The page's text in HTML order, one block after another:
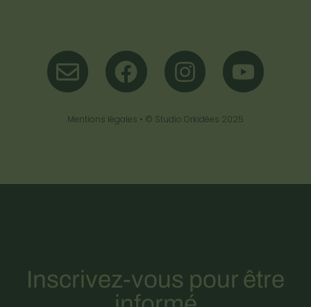
Mentions légales • © Studio Orkidées 2025
Inscrivez-vous pour être